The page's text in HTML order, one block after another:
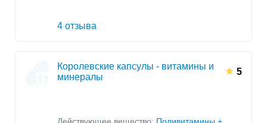
4 отзыва
Королевские капсулы - витамины и
минералы
5